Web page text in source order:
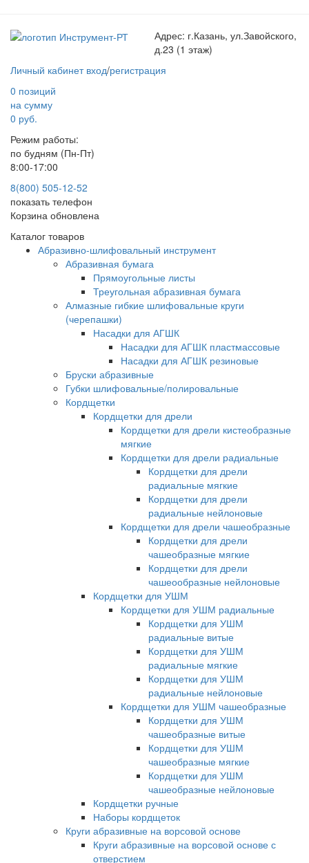
Адрес: г.Казань, ул.Завойского,
д.23 (1 этаж)
Личный кабинет вход/регистрация
0 позиций
на сумму
0 руб.
Режим работы:
по будням (Пн-Пт)
8:00-17:00
8(800) 505-12-52
показать телефон
Корзина обновлена
Каталог товаров
Абразивно-шлифовальный инструмент
Абразивная бумага
Прямоугольные листы
Треугольная абразивная бумага
Алмазные гибкие шлифовальные круги
(черепашки)
Насадки для АГШК
Насадки для АГШК пластмассовые
Насадки для АГШК резиновые
Бруски абразивные
Губки шлифовальные/полировальные
Кордщетки
Кордщетки для дрели
Кордщетки для дрели кистеобразные
мягкие
Кордщетки для дрели радиальные
Кордщетки для дрели
радиальные мягкие
Кордщетки для дрели
радиальные нейлоновые
Кордщетки для дрели чашеобразные
Кордщетки для дрели
чашеобразные мягкие
Кордщетки для дрели
чашеообразные нейлоновые
Кордщетки для УШМ
Кордщетки для УШМ радиальные
Кордщетки для УШМ
радиальные витые
Кордщетки для УШМ
радиальные мягкие
Кордщетки для УШМ
радиальные нейлоновые
Кордщетки для УШМ чашеобразные
Кордщетки для УШМ
чашеобразные витые
Кордщетки для УШМ
чашеобразные мягкие
Кордщетки для УШМ
чашеобразные нейлоновые
Кордщетки ручные
Наборы кордщеток
Круги абразивные на ворсовой основе
Круги абразивные на ворсовой основе с
отверстием